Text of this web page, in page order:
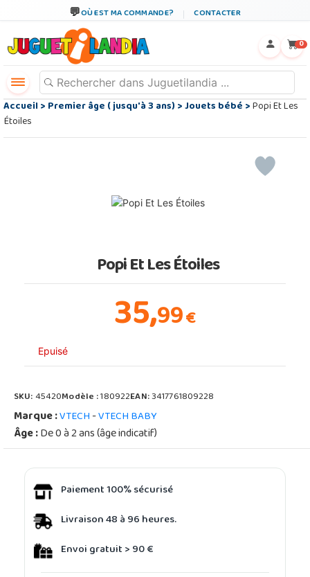
OÙ EST MA COMMANDE? CONTACTER
0
Accueil>Premier âge ( jusqu'à 3 ans)>Jouets bébé>Popi Et Les
Étoiles
Popi Et Les Étoiles
35,99€
Epuisé
SKU:45420Modèle :180922EAN:3417761809228
Marque :VTECH-VTECH BABY
Âge :De 0 à 2 ans (âge indicatif)
Paiement 100% sécurisé
Livraison 48 à 96 heures.
Envoi gratuit > 90 €